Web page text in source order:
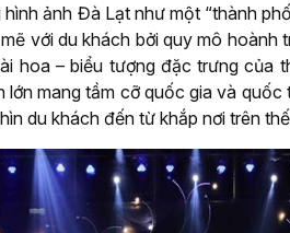
ảnh Đà Lạt như một “thành
với du khách bởi quy mô
hoa – biểu tượng đặc trưng của
lớn mang tầm cỡ quốc gia và
du khách đến từ khắp nơi trên